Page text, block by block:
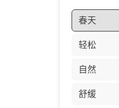
春天
轻松
自然
舒缓